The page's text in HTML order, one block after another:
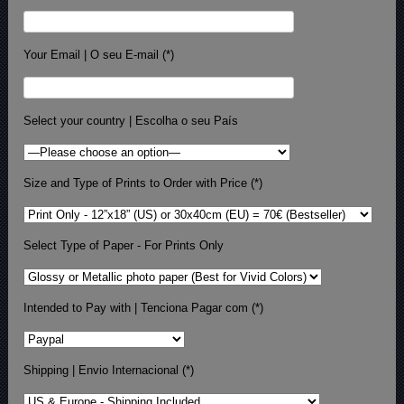
Your Email | O seu E-mail (*)
Select your country | Escolha o seu País
Size and Type of Prints to Order with Price (*)
Select Type of Paper - For Prints Only
Intended to Pay with | Tenciona Pagar com (*)
Shipping | Envio Internacional (*)